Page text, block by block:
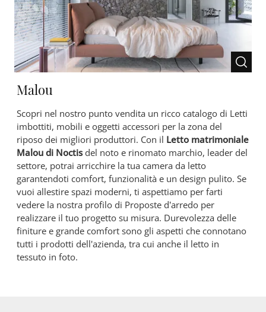
Malou
Scopri nel nostro punto vendita un ricco catalogo di Letti
imbottiti, mobili e oggetti accessori per la zona del
riposo dei migliori produttori. Con il Letto matrimoniale
Malou di Noctisdel noto e rinomato marchio, leader del
settore, potrai arricchire la tua camera da letto
garantendoti comfort, funzionalità e un design pulito. Se
vuoi allestire spazi moderni, ti aspettiamo per farti
vedere la nostra profilo di Proposte d’arredo per
realizzare il tuo progetto su misura. Durevolezza delle
finiture e grande comfort sono gli aspetti che connotano
tutti i prodotti dell'azienda, tra cui anche il letto in
tessuto in foto.